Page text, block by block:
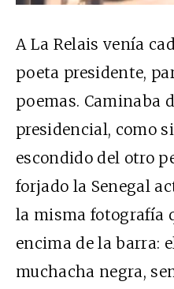
A La Relais venía
poeta presidente,
poemas. Caminaba
presidencial, como
escondido del otro
forjado la Senegal
la misma fotografía
encima de la barra:
muchacha negra,